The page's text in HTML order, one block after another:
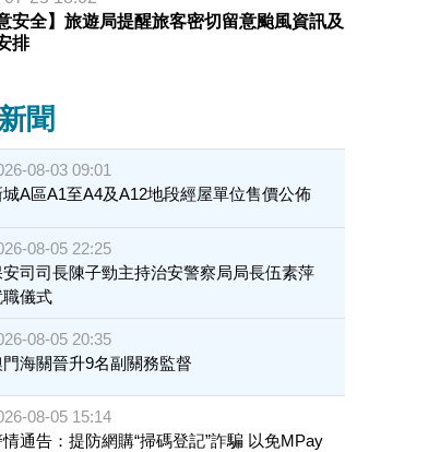
安全】旅遊局提醒旅客密切留意颱風資訊及
排
聞
08-03 09:01
城A區A1至A4及A12地段經屋單位售價公佈
08-05 22:25
安司司長陳子勁主持治安警察局局長伍素萍
職儀式
08-05 20:35
門海關晉升9名副關務監督
08-05 15:14
情通告：提防網購“掃碼登記”詐騙 以免MPay